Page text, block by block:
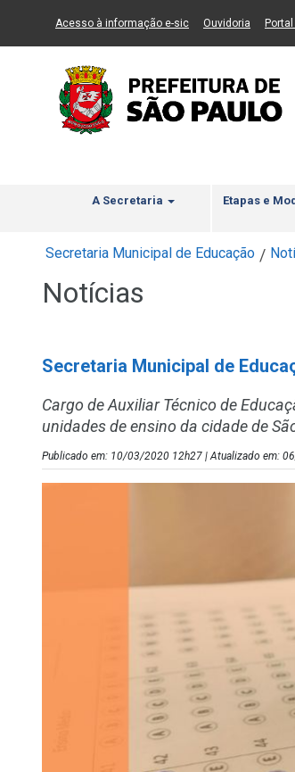
Ir ao Conteúdo Ir para menu principal 2
Acesso à informação e-sic(Link para um novo
Ouvidoria (Link
A Secretaria Etapas e
Secretaria Municipal de Educação /
Notícias
Secretaria Municipal de
Cargo de Auxiliar Técnico de
unidades de ensino da cidade de
Publicado em: 10/03/2020 12h27 | Atualizado em: